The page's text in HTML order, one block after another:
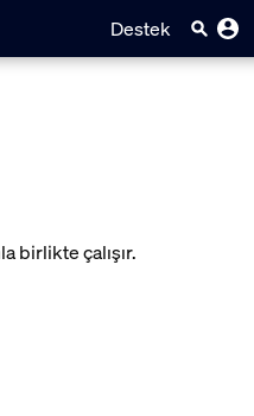
Destek
birlikte çalışır.